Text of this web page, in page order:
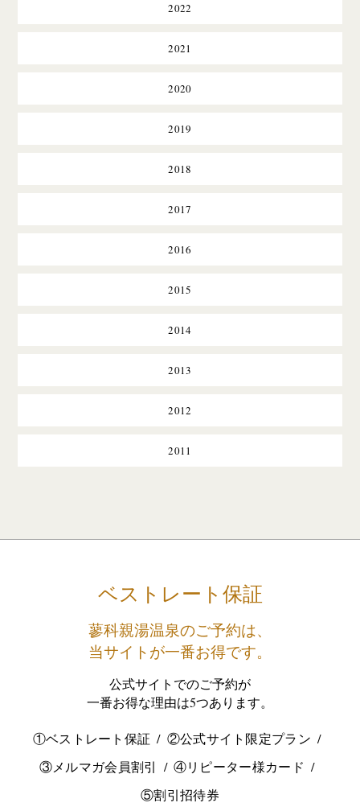
2022
2021
2020
2019
2018
2017
2016
2015
2014
2013
2012
2011
ベストレート保証
蓼科親湯温泉のご予約は、
当サイトが一番お得です。
公式サイトでのご予約が
一番お得な理由は5つあります。
①ベストレート保証
②公式サイト限定プラン
③メルマガ会員割引
④リピーター様カード
⑤割引招待券